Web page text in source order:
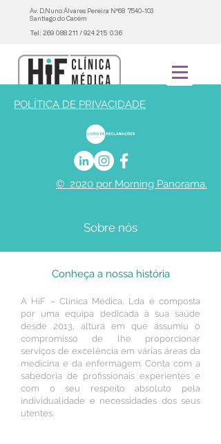
Av. D.Nuno Álvares Pereira Nº68 7540-103
Santiago do Cacém
Tel: 269 088 211 /924 215 036
POLÍTICA DE PRIVACIDADE
© 2020 por Morning Panorama.
Sobre nós
Conheça a nossa história
A HiF – Clínica Médica, Lda é composta
por uma equipa dedicada à sua saúde
desde 2013, altura em que assumiu o
compromisso de lhe proporcionar
serviços de excelência em várias áreas da
medicina e da enfermagem. Conta com a
sabedoria de profissionais experientes e
com o seu respeito absoluto pela
individualidade e necessidades dos seus
utentes.